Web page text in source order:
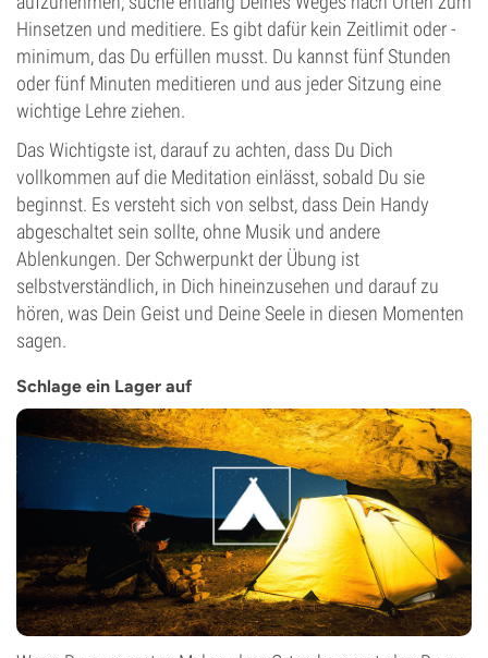
Hinsetzen und meditiere. Es gibt dafür kein Zeitlimit oder -
minimum, das Du erfüllen musst. Du kannst fünf Stunden
oder fünf Minuten meditieren und aus jeder Sitzung eine
wichtige Lehre ziehen.
Das Wichtigste ist, darauf zu achten, dass Du Dich
vollkommen auf die Meditation einlässt, sobald Du sie
beginnst. Es versteht sich von selbst, dass Dein Handy
abgeschaltet sein sollte, ohne Musik und andere
Ablenkungen. Der Schwerpunkt der Übung ist
selbstverständlich, in Dich hineinzusehen und darauf zu
hören, was Dein Geist und Deine Seele in diesen Momenten
sagen.
Schlage ein Lager auf